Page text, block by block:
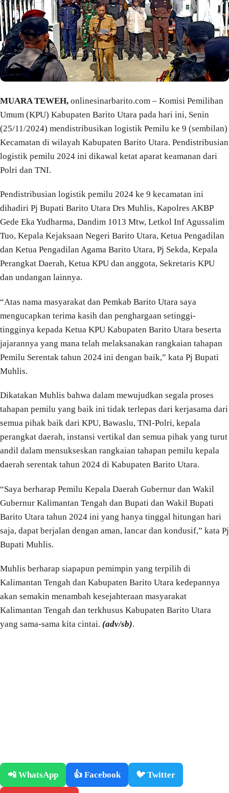
MUARA TEWEH, onlinesinarbarito.com – Komisi Pemilihan
Umum (KPU) Kabupaten Barito Utara pada hari ini, Senin
(25/11/2024) mendistribusikan logistik Pemilu ke 9 (sembilan)
Kecamatan di wilayah Kabupaten Barito Utara. Pendistribusian
logistik pemilu 2024 ini dikawal ketat aparat keamanan dari
Polri dan TNI.
Pendistribusian logistik pemilu 2024 ke 9 kecamatan ini
dihadiri Pj Bupati Barito Utara Drs Muhlis, Kapolres AKBP
Gede Eka Yudharma, Dandim 1013 Mtw, Letkol Inf Agussalim
Tuo, Kepala Kejaksaan Negeri Barito Utara, Ketua Pengadilan
dan Ketua Pengadilan Agama Barito Utara, Pj Sekda, Kepala
Perangkat Daerah, Ketua KPU dan anggota, Sekretaris KPU
dan undangan lainnya.
“Atas nama masyarakat dan Pemkab Barito Utara saya
mengucapkan terima kasih dan penghargaan setinggi-
tingginya kepada Ketua KPU Kabupaten Barito Utara beserta
jajarannya yang mana telah melaksanakan rangkaian tahapan
Pemilu Serentak tahun 2024 ini dengan baik,” kata Pj Bupati
Muhlis.
Dikatakan Muhlis bahwa dalam mewujudkan segala proses
tahapan pemilu yang baik ini tidak terlepas dari kerjasama dari
semua pihak baik dari KPU, Bawaslu, TNI-Polri, kepala
perangkat daerah, instansi vertikal dan semua pihak yang turut
andil dalam mensukseskan rangkaian tahapan pemilu kepala
daerah serentak tahun 2024 di Kabupaten Barito Utara.
“Saya berharap Pemilu Kepala Daerah Gubernur dan Wakil
Gubernur Kalimantan Tengah dan Bupati dan Wakil Bupati
Barito Utara tahun 2024 ini yang hanya tinggal hitungan hari
saja, dapat berjalan dengan aman, lancar dan kondusif,” kata Pj
Bupati Muhlis.
Muhlis berharap siapapun pemimpin yang terpilih di
Kalimantan Tengah dan Kabupaten Barito Utara kedepannya
akan semakin menambah kesejahteraan masyarakat
Kalimantan Tengah dan terkhusus Kabupaten Barito Utara
yang sama-sama kita cintai. (adv/sb).
📲 WhatsApp 👍 Facebook 🐦 Twitter